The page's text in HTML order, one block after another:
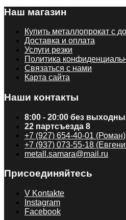
Наш магазин
Купить металлопрокат с
Доставка и оплата
Услуги резки
Политика
Связаться с нами
Карта сайта
Наши контакты
8:00 - 20:00 без
22 партсъезда 8
+7 (927) 654-40-01 (Роман)
+7 (937) 073-55-18
metall.samara@mail.ru
Присоединяйтесь
V Kontakte
Instagram
Facebook